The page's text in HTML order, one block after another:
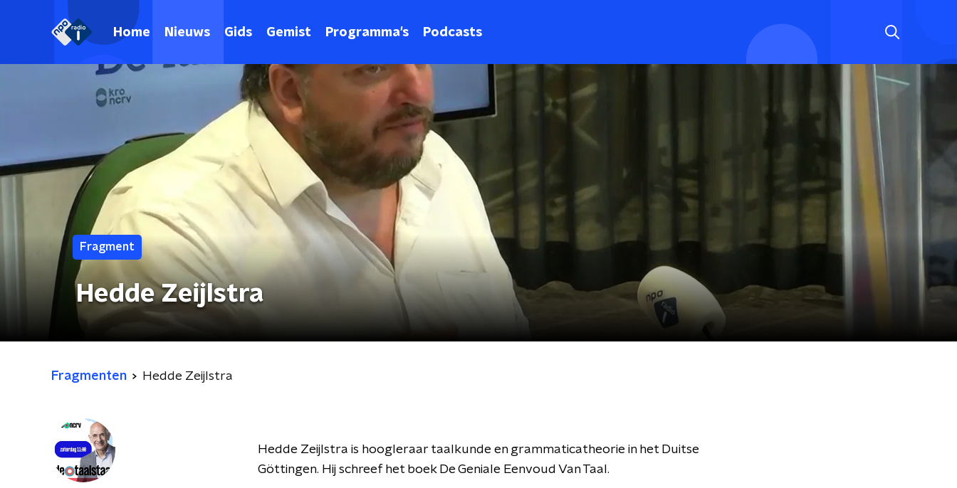
Home Nieuws Gids Gemist Programma's Podcasts
Fragment
Hedde Zeijlstra
Fragmenten Hedde Zeijlstra
Hedde Zeijlstra is hoogleraar taalkunde en grammaticatheorie in het Duitse
Göttingen. Hij schreef het boek De Geniale Eenvoud Van Taal.